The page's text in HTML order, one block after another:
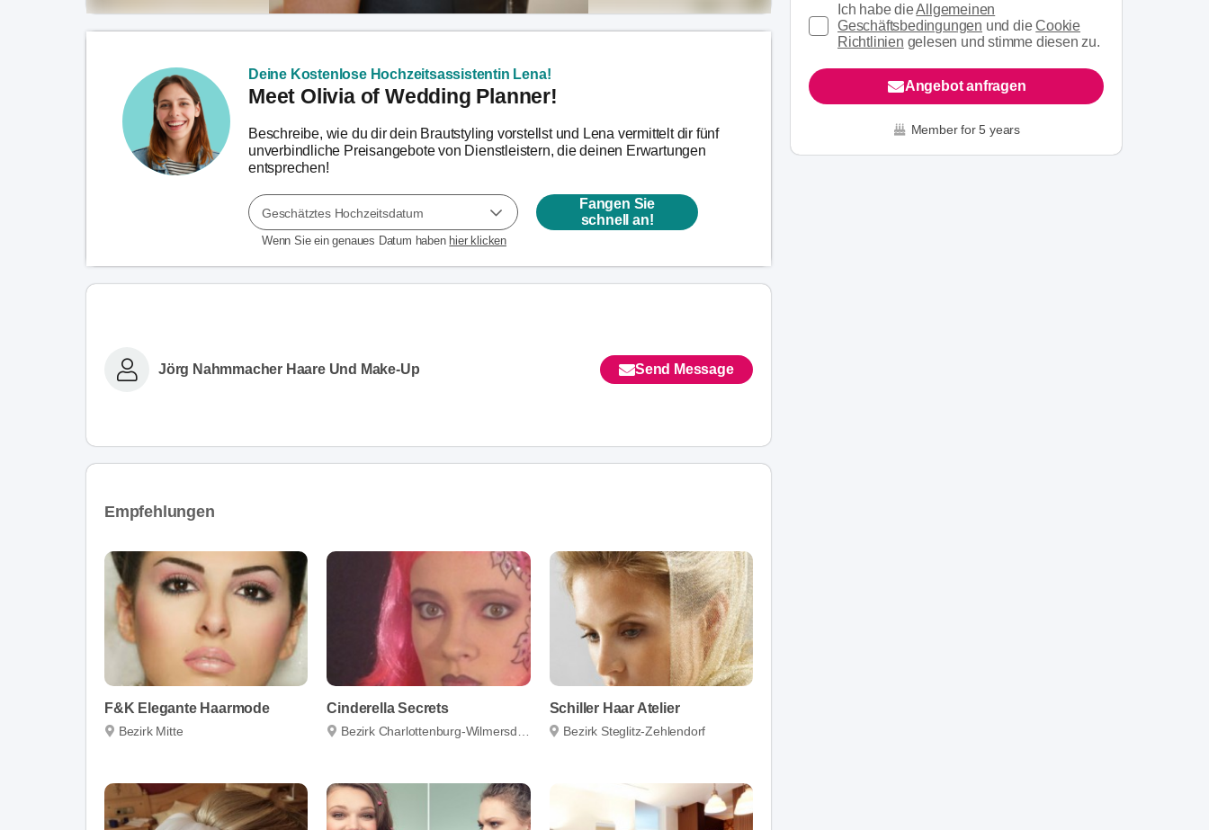
Deine Kostenlose Hochzeitsassistentin Lena!
Meet Olivia of Wedding Planner!
Beschreibe, wie du dir dein Brautstyling vorstellst und Lena vermittelt dir fünf
unverbindliche Preisangebote von Dienstleistern, die deinen Erwartungen
entsprechen!
Geschätztes Hochzeitsdatum
Wenn Sie ein genaues Datum haben hier klicken
Fangen Sie
schnell an!
Jörg Nahmmacher Haare Und Make-Up Send Message
Empfehlungen
F&K Elegante Haarmode
Bezirk Mitte
Cinderella Secrets
Bezirk Charlottenburg-Wilmersdorf
Schiller Haar Atelier
Bezirk Steglitz-Zehlendorf
Ich habe dieAllgemeinen
Geschäftsbedingungen und dieCookie
Richtlinien gelesen und stimme diesen zu.
Angebot anfragen
Member for 5 years